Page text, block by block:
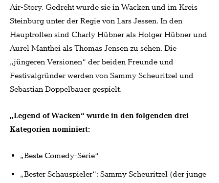
Air-Story. Gedreht wurde sie in Wacken und im Kreis
Steinburg unter der Regie von Lars Jessen. In den
Hauptrollen sind Charly Hübner als Holger Hübner und
Aurel Manthei als Thomas Jensen zu sehen. Die
„jüngeren Versionen“ der beiden Freunde und
Festivalgründer werden von Sammy Scheuritzel und
Sebastian Doppelbauer gespielt.
„Legend of Wacken“ wurde in den folgenden drei
Kategorien nominiert:
„Beste Comedy-Serie“
„Bester Schauspieler“: Sammy Scheuritzel (der junge